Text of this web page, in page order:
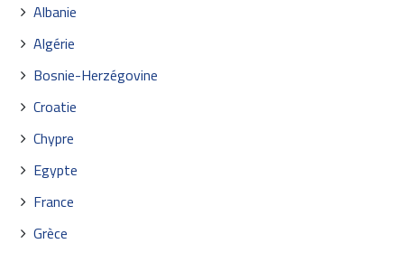
Albanie
Algérie
Bosnie-Herzégovine
Croatie
Chypre
Egypte
France
Grèce